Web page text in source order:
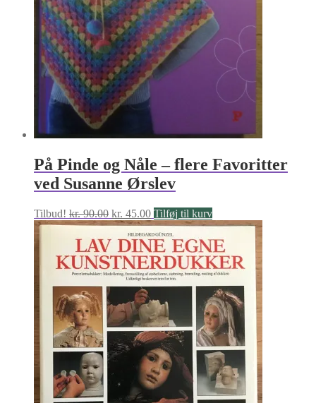
På Pinde og Nåle – flere Favoritter
ved Susanne Ørslev
Tilbud! kr.90.00 Den
oprindelige
pris
var:
kr. 90.00.
kr. 45.00Den
aktuelle
pris
er:
kr. 45.00.
Tilføj til kurv